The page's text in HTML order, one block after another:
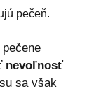
pečeň.
nevoľnosť
sa však